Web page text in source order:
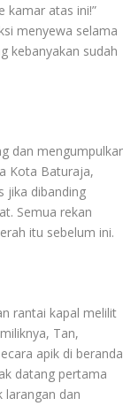
kamar atas ini!”
menyewa selama
kebanyakan sudah
dan
Kota Baturaja,
jika dibanding
Semua rekan
itu sebelum ini.
rantai kapal melilit
Tan,
apik di beranda
datang pertama
larangan dan